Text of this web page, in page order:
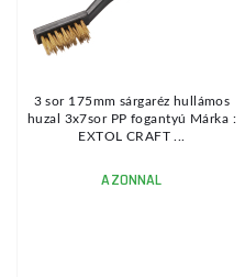
3 sor 175mm sárgaréz hullámos
huzal 3x7sor PP fogantyú Márka :
EXTOL CRAFT ...
AZONNAL